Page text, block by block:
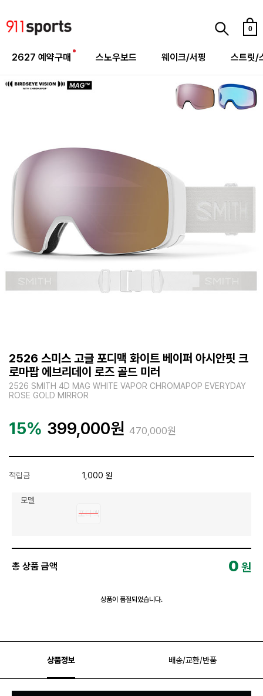
0
2627 예약구매 스노우보드 웨이크/서핑 스트릿/
2526 스미스 고글 포디맥 화이트 베이퍼 아시안핏 크
로마팝 에브리데이 로즈 골드 미러
2526 SMITH 4D MAG WHITE VAPOR CHROMAPOP EVERYDAY
ROSE GOLD MIRROR
15% 399,000원 470,000원
적립금 1,000 원
모델
포디맥
총 상품 금액 0 원
상품이 품절되었습니다.
상품정보 배송/교환/반품